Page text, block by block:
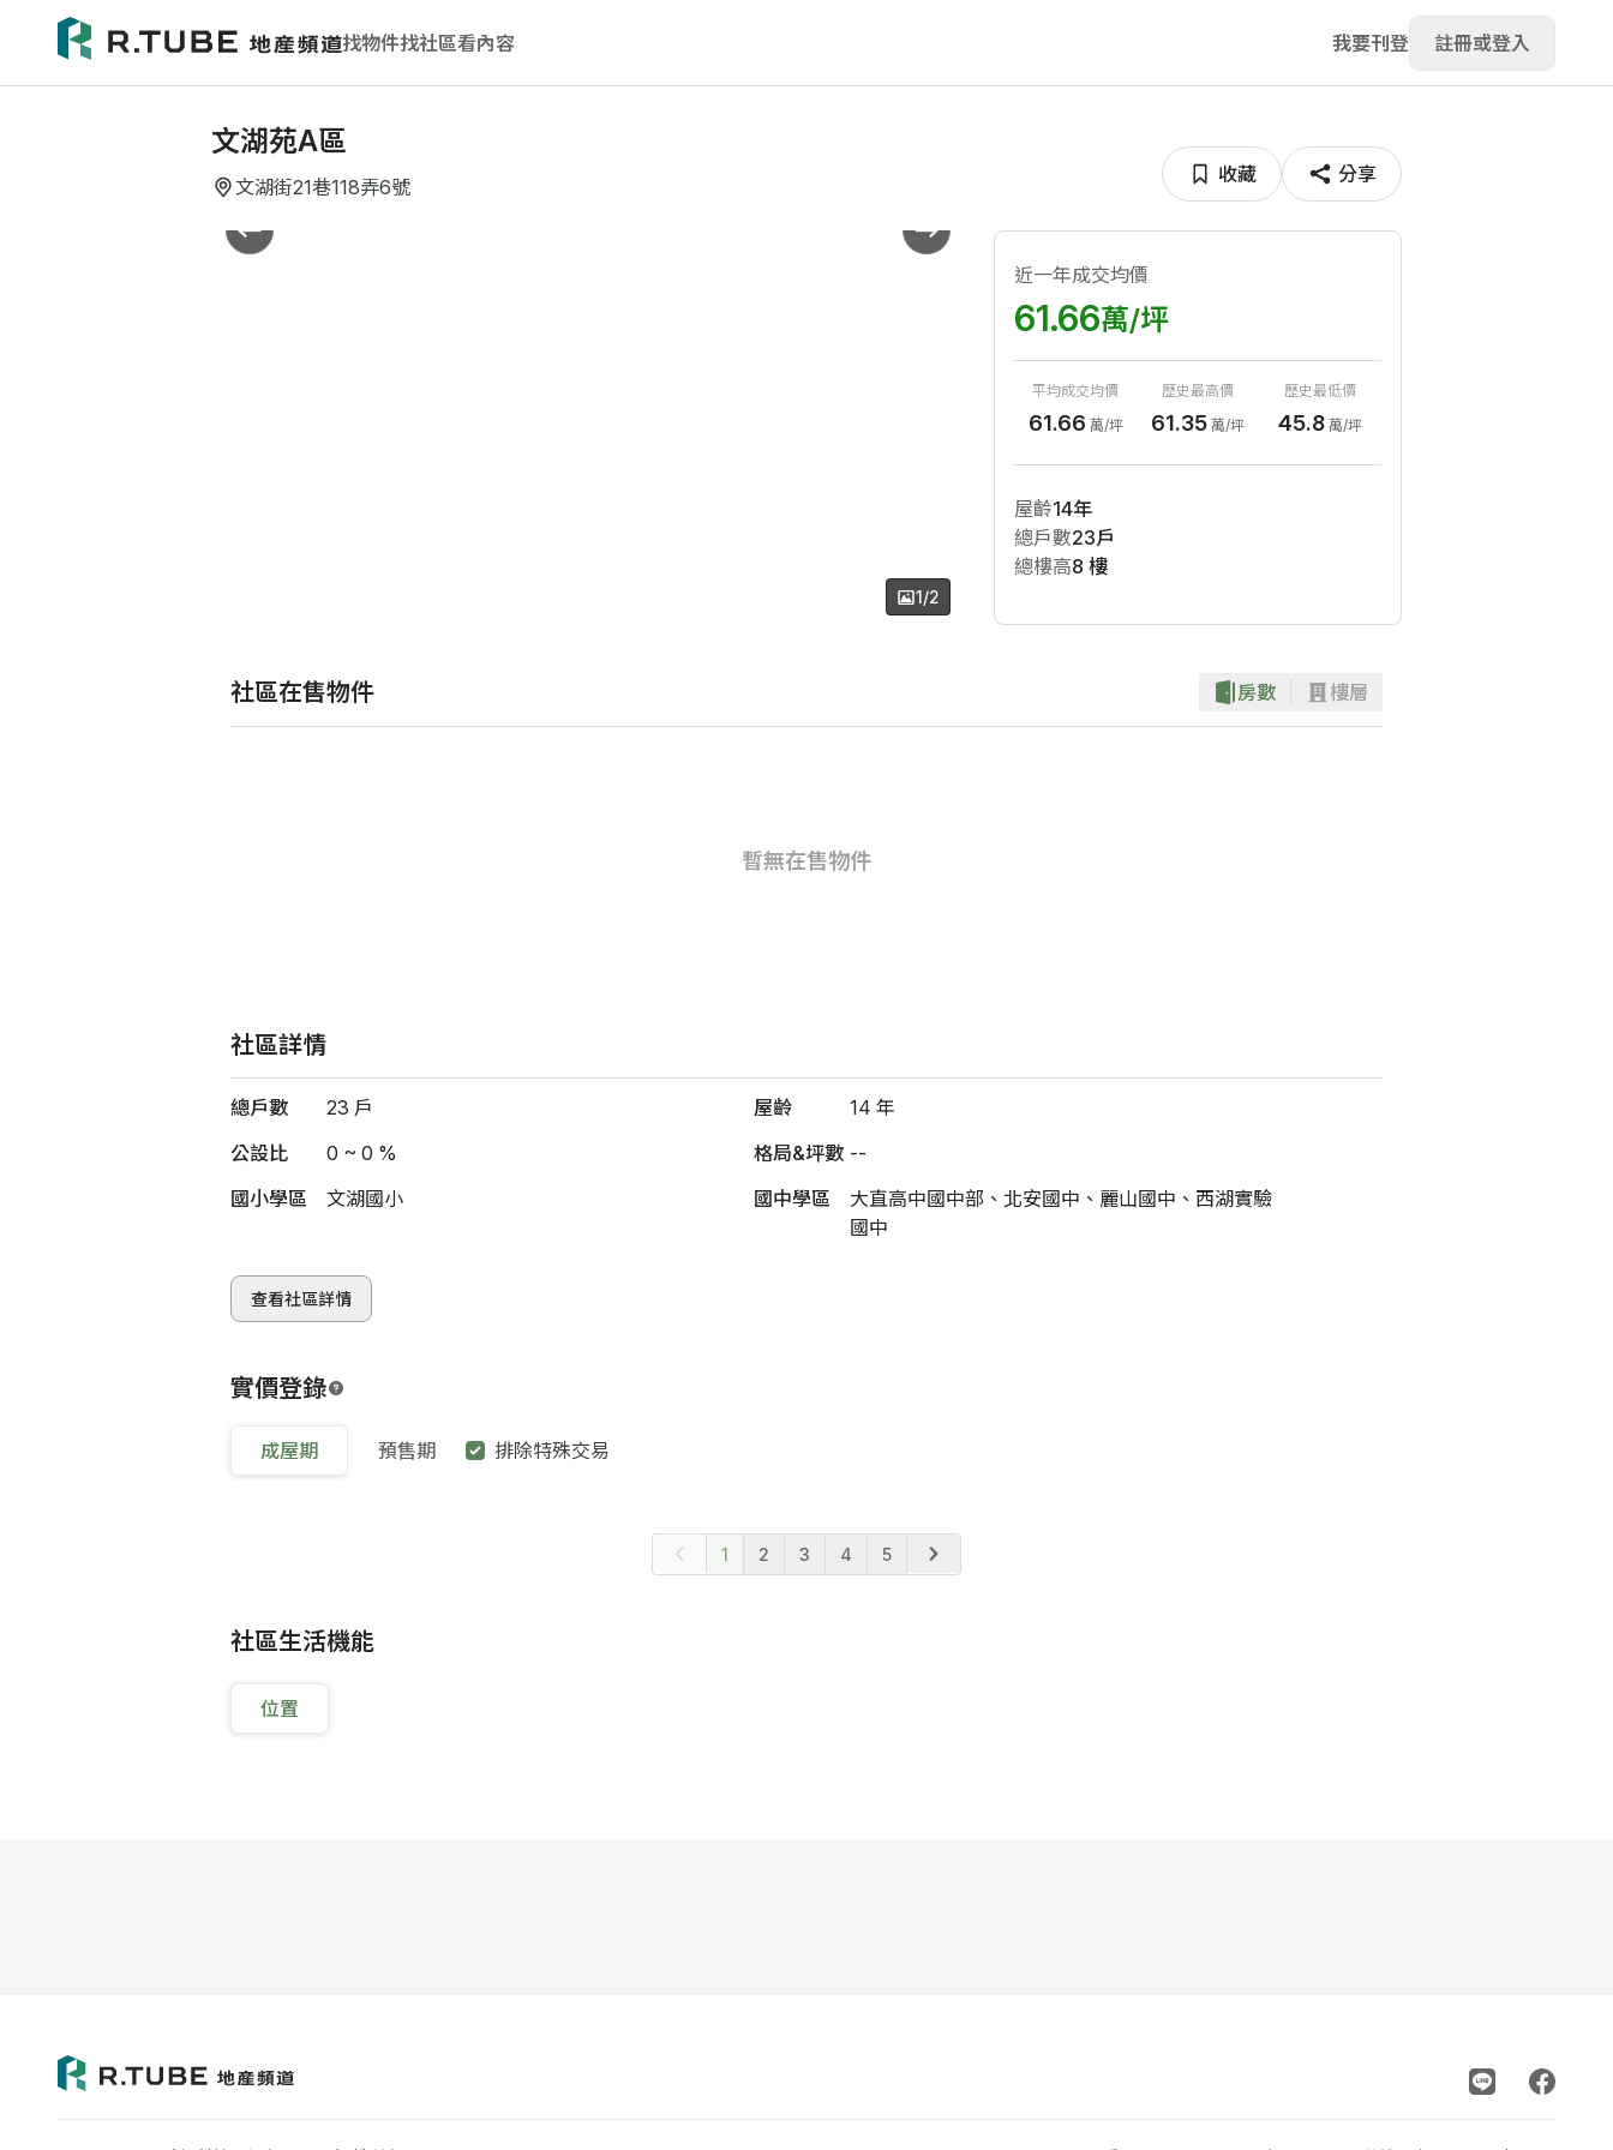
找物件找社區看內容 我要刊登 註冊或登入
文湖苑A區
文湖街21巷118弄6號
收藏 分享
1/2
近一年成交均價
61.66萬/坪
平均成交均價
61.66 萬/坪
歷史最高價
61.35 萬/坪
歷史最低價
45.8 萬/坪
屋齡14年
總戶數23戶
總樓高8 樓
社區在售物件 房數 樓層
暫無在售物件
社區詳情
總戶數 23 戶 屋齡
14 年
公設比
0 ~ 0 % 格局&坪數 --
國小學區
文湖國小 國中學區
大直高中國中部、北安國中、麗山國中、西湖實驗
國中
查看社區詳情
實價登錄
成屋期 預售期 排除特殊交易
1 2 3 4 5
社區生活機能
位置